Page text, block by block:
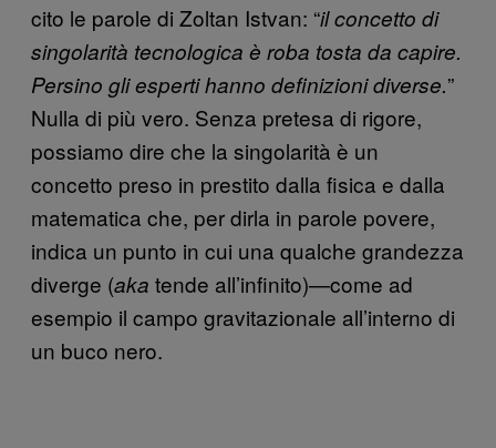
cito le parole di Zoltan Istvan: “il concetto di
singolarità tecnologica è roba tosta da capire.
Persino gli esperti hanno definizioni diverse.”
Nulla di più vero. Senza pretesa di rigore,
possiamo dire che la singolarità è un
concetto preso in prestito dalla fisica e dalla
matematica che, per dirla in parole povere,
indica un punto in cui una qualche grandezza
diverge (aka tende all’infinito)—come ad
esempio il campo gravitazionale all’interno di
un buco nero.